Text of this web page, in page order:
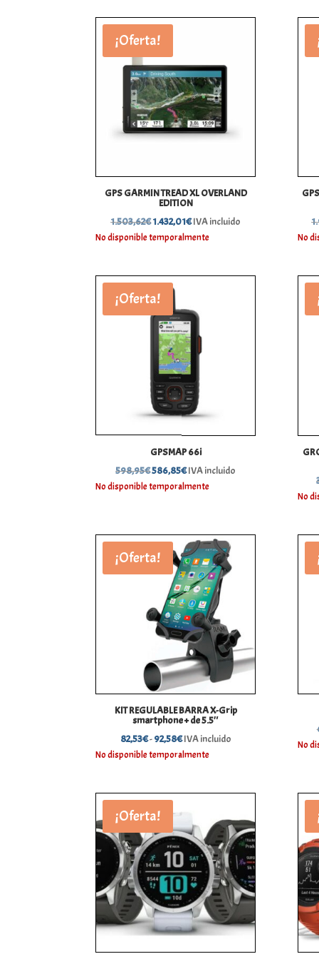
699,38€.665,50€.
¡Oferta!
GPS GARMIN TREAD XL OVERLAND
EDITION
1.503,62€El
precio
1.503,62€.
1.432,01€El
precio
IVA incluido
No disponible temporalmente No
¡Oferta!
GPSMAP 66i
598,95€El
precio
598,95€.
586,85€El
precio
586,85€.
IVA incluido
No disponible temporalmente
No
¡Oferta!
KIT REGULABLE BARRA X-Grip
smartphone + de 5.5″
82,53€-92,58€Rango
de
92,58€
IVA incluido
No disponible temporalmente
No
¡Oferta!